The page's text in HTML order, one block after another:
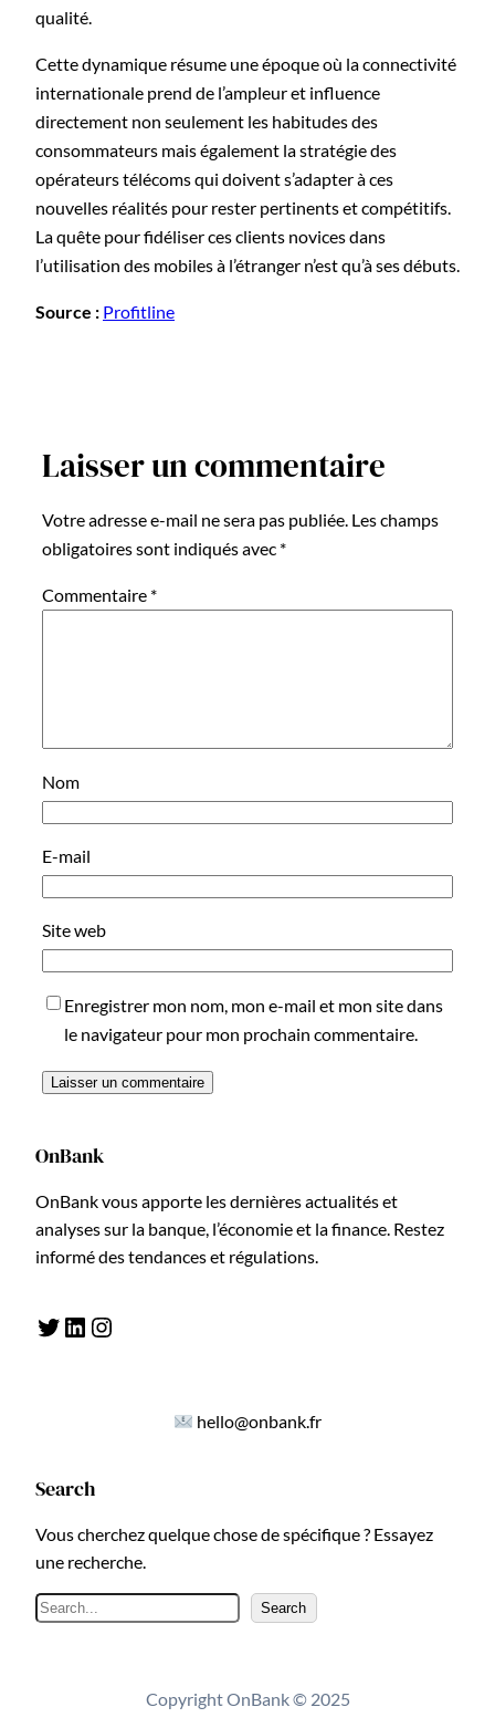
qualité.
Cette dynamique résume une époque où la connectivité
internationale prend de l’ampleur et influence
directement non seulement les habitudes des
consommateurs mais également la stratégie des
opérateurs télécoms qui doivent s’adapter à ces
nouvelles réalités pour rester pertinents et compétitifs.
La quête pour fidéliser ces clients novices dans
l’utilisation des mobiles à l’étranger n’est qu’à ses débuts.
Source : Profitline
Laisser un commentaire
Votre adresse e-mail ne sera pas publiée. Les champs
obligatoires sont indiqués avec *
Commentaire *
Nom
E-mail
Site web
Enregistrer mon nom, mon e-mail et mon site dans
le navigateur pour mon prochain commentaire.
OnBank
OnBank vous apporte les dernières actualités et
analyses sur la banque, l’économie et la finance. Restez
informé des tendances et régulations.
Twitter LinkedIn Instagram
hello@onbank.fr
Search
Vous cherchez quelque chose de spécifique ? Essayez
une recherche.
R
Search
Copyright OnBank © 2025